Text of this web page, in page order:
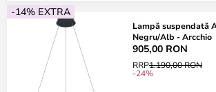
-14% EXTRA
Lampă suspendată
Negru/Alb - Arcchio
905,00 RON
RRP1.190,00 RON
-24%